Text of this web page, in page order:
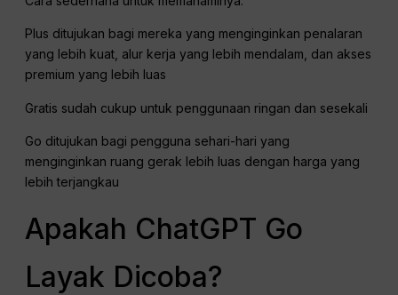
Plus ditujukan bagi mereka yang menginginkan penalaran
yang lebih kuat, alur kerja yang lebih mendalam, dan akses
premium yang lebih luas
Gratis sudah cukup untuk penggunaan ringan dan sesekali
Go ditujukan bagi pengguna sehari-hari yang
menginginkan ruang gerak lebih luas dengan harga yang
lebih terjangkau
Apakah ChatGPT Go
Layak Dicoba?